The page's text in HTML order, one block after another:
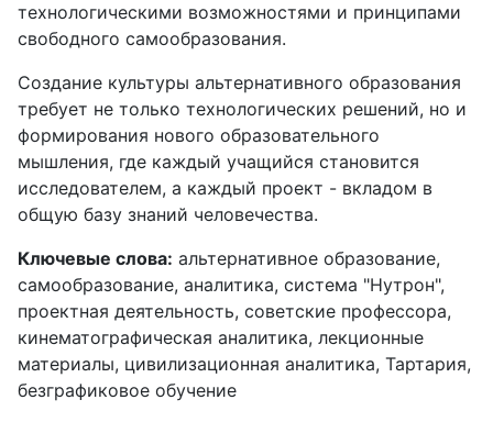
технологическими возможностями и принципами
свободного самообразования.
Создание культуры альтернативного образования
требует не только технологических решений, но и
формирования нового образовательного
мышления, где каждый учащийся становится
исследователем, а каждый проект - вкладом в
общую базу знаний человечества.
Ключевые слова: альтернативное образование,
самообразование, аналитика, система "Нутрон",
проектная деятельность, советские профессора,
кинематографическая аналитика, лекционные
материалы, цивилизационная аналитика, Тартария,
безграфиковое обучение